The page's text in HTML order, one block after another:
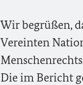
Wir begrüßen,
Vereinten
Die im Bericht